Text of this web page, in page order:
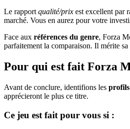
Le rapport qualité/prix est excellent par
marché. Vous en aurez pour votre
Face aux références du genre, Forza
parfaitement la comparaison. Il mérite
Pour qui est fait Forza
Avant de conclure, identifions les
apprécieront le plus ce titre.
Ce jeu est fait pour vous si :